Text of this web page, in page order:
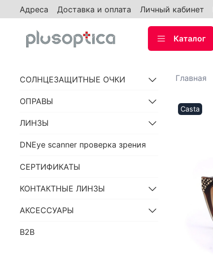
Адреса Доставка и оплата Личный кабинет
Каталог
Главная
Casta
СОЛНЦЕЗАЩИТНЫЕ ОЧКИ
ОПРАВЫ
ЛИНЗЫ
DNEye scanner проверка зрения
СЕРТИФИКАТЫ
КОНТАКТНЫЕ ЛИНЗЫ
АКСЕССУАРЫ
B2B